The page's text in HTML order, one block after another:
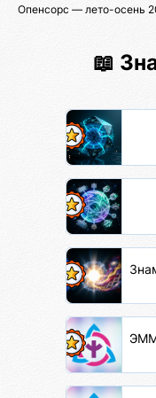
Опенсорс — лето-осень
📖